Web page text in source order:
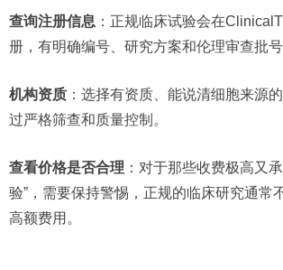
查询注册信息 ：正规临床试验会在
册，有明确编号、研究方案和伦理审查批号
机构资质 ：选择有资质、能说清细胞来源
过严格筛查和质量控制。
查看价格是否合理 ：对于那些收费极高又
验”，需要保持警惕，正规的临床研究通常
高额费用。